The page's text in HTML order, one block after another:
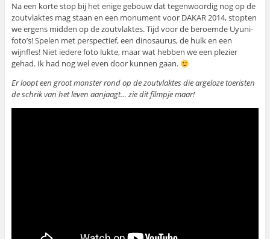
Na een korte stop bij het enige gebouw dat tegenwoordig nog op de
zoutvlaktes mag staan en een monument voor DAKAR 2014, stopten
we ergens midden op de zoutvlaktes. Tijd voor de beroemde Uyuni-
foto’s! Spelen met perspectief, een dinosaurus, de hulk en een
wijnfles! Niet iedere foto lukte, maar wat hebben we een plezier
gehad. Ik had nog wel even door kunnen gaan.
Er loopt een groot monster rond op de zoutvlaktes die argeloze toeristen
de schrik van het leven aanjaagt… zie dit filmpje maar!